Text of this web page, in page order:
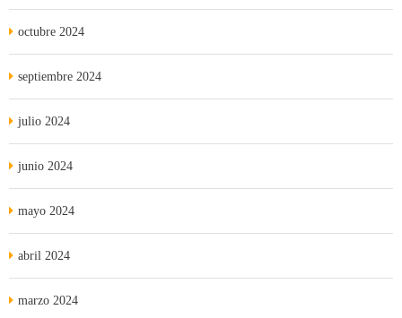
octubre 2024
septiembre 2024
julio 2024
junio 2024
mayo 2024
abril 2024
marzo 2024